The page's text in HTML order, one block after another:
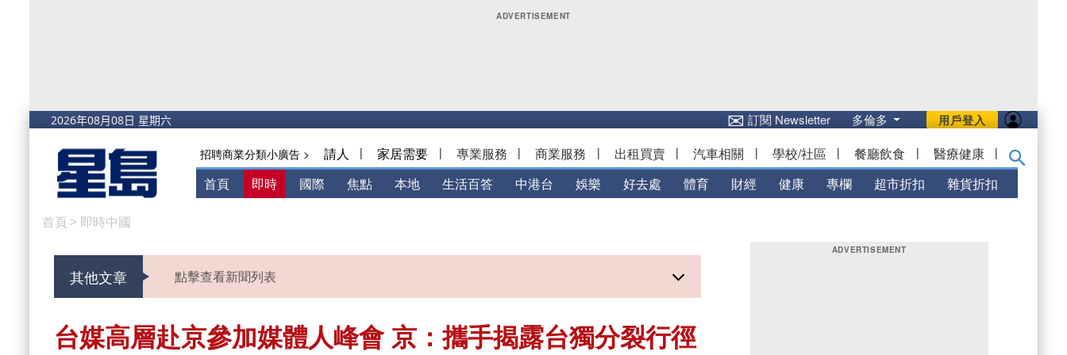
用戶登入
✉訂閱 Newsletter 多倫多
招聘商業分類小廣告 > 請人 | 家居需要 | 專業服務 | 商業服務 | 出租買賣 | 汽車相關 | 學校/社區 | 餐廳飲食 | 醫療健康 |
首頁 即時 國際 焦點 本地 生活百答 中港台 娛樂 好去處 體育 財經 健康 專欄 超市折扣 雜貨折扣
首頁 > 即時中國
其他文章 點擊查看新聞列表
台媒高層赴京參加媒體人峰會 京：攜手揭露台獨分裂行徑